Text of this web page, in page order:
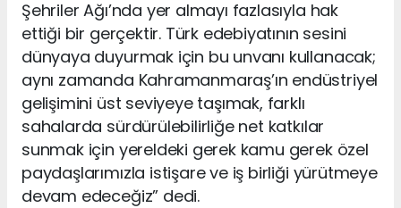
Şehriler Ağı’nda yer almayı fazlasıyla hak
ettiği bir gerçektir. Türk edebiyatının sesini
dünyaya duyurmak için bu unvanı kullanacak;
aynı zamanda Kahramanmaraş’ın endüstriyel
gelişimini üst seviyeye taşımak, farklı
sahalarda sürdürülebilirliğe net katkılar
sunmak için yereldeki gerek kamu gerek özel
paydaşlarımızla istişare ve iş birliği yürütmeye
devam edeceğiz” dedi.